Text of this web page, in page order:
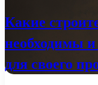
Какие
необходимы
для своего